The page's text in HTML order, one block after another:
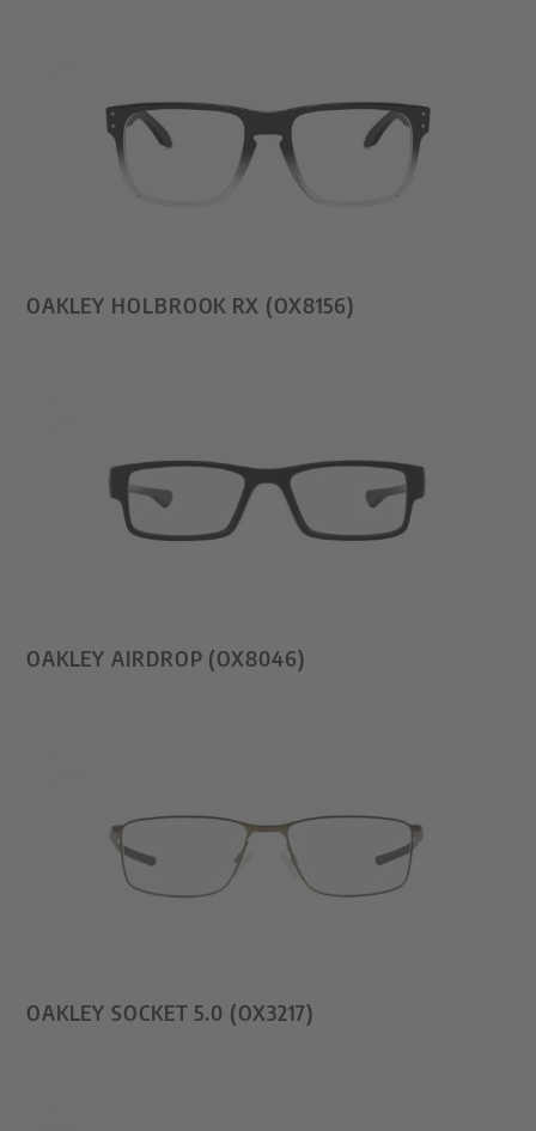
OAKLEY HOLBROOK RX (OX8156)
OAKLEY AIRDROP (OX8046)
OAKLEY SOCKET 5.0 (OX3217)